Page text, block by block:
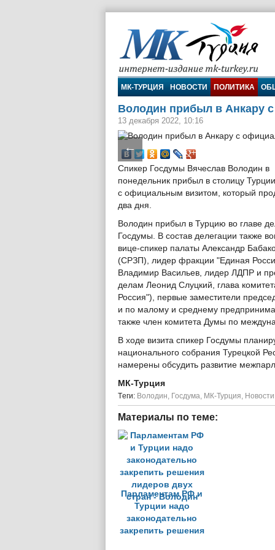
МК-Турция
МК-ТУРЦИЯ НОВОСТИ ПОЛИТИКА
Володин прибыл в Анкару
13 декабря 2022, 10:16
←
Спикер Госдумы Вячеслав Володин в
понедельник прибыл в столицу
с официальным визитом, который
два дня.
Володин прибыл в Турцию во главе
Госдумы. В состав делегации также
вице-спикер палаты Александр
(СРЗП), лидер фракции "Единая
Владимир Васильев, лидер ЛДПР и
делам Леонид Слуцкий, глава
Россия"), первые заместители
и по малому и среднему
также член комитета Думы по
В ходе визита спикер Госдумы
национального собрания Турецкой
намерены обсудить развитие
МК-Турция
Tеги: Володин, Госдума, МК-Турция,
Материалы по теме:
Парламентам РФ и
Турции надо
законодательно
закрепить решения